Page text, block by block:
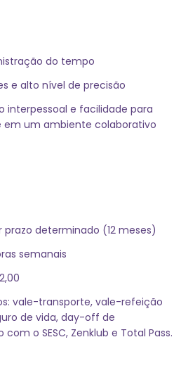
do tempo
e alto nível de precisão
interpessoal e facilidade para
em um ambiente colaborativo
prazo determinado (12 meses)
semanais
vale-transporte, vale-refeição
de vida, day-off de
o SESC, Zenklub e Total Pass.